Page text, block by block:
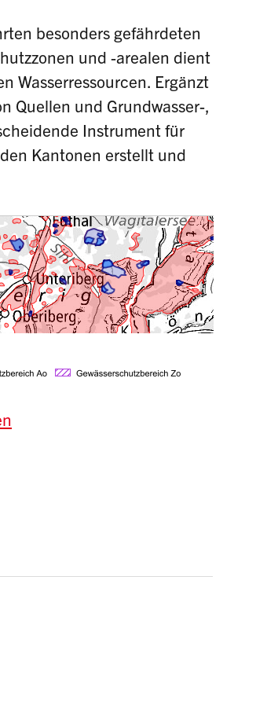
besonders gefährdeten
und -arealen dient
Wasserressourcen. Ergänzt
Quellen und Grundwasser-,
Instrument für
Kantonen erstellt und